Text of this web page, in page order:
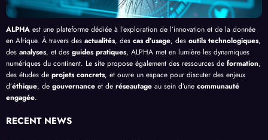
ALPHA est une plateforme dédiée à l’exploration de l’innovation et de la donnée
en Afrique. À travers des actualités, des cas d’usage, des outils technologiques,
des analyses, et des guides pratiques, ALPHA met en lumière les dynamiques
numériques du continent. Le site propose également des ressources de formation,
des études de projets concrets, et ouvre un espace pour discuter des enjeux
d’éthique, de gouvernance et de réseautage au sein d’une communauté
engagée.
RECENT NEWS